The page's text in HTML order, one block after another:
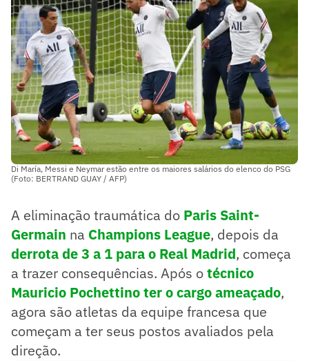
Di María, Messi e Neymar estão entre os maiores salários do elenco do PSG
(Foto: BERTRAND GUAY / AFP)
A eliminação traumática do Paris Saint-
Germain na Champions League, depois da
derrota de 3 a 1 para o Real Madrid, começa
a trazer consequências. Após otécnico
Mauricio Pochettino ter o cargo ameaçado,
agora são atletas da equipe francesa que
começam a ter seus postos avaliados pela
direção.